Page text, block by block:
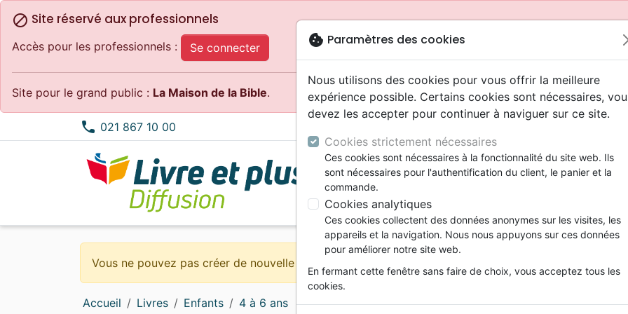
block Site réservé aux professionnels
Accès pour les professionnels : Se connecter
Site pour le grand public : La Maison de la Bible.
phone 021 867 10 00
Nouveautés
Bibles standard
Nuova Traduzione Vivente
Bibles d'étude
Bibles grand format
Nouveaux Testaments
Portions
Evangiles
eBook
Applications
Etude biblique
Segond
Darby
Méditations
Témoignages, biographies
Erudition
Doctrine
Edification
Eglise
Evangelisation
Enfants
Bandes dessinées
Souffrance, Relation d'aide
Ethique, société, politique
0 - 4 ans
4 - 6 ans
6 - 9 ans
9 - 12 ans
Adolescents, jeunes
Alternatif, Punk, Ska
MP3
Blues, Jazz, RnB
Classique
Compilations
Country, Latino, Folk
Electro
Jeunesse
Gospel, Soul
Rap, Hip-hop
Louange, Adoration
Pop, Rock
Concerts, spectacles
Epoque Biblique
Dessins animés
Enseignement, conférences
Films, fiction
Calendriers, agendas
Objets cadeaux
Habits
Evangelisation
Logiciels
Jeux
Papeterie
Vous ne pouvez pas créer de nouvelle commande depuis votre pays (United States).
Accueil Livres Enfants
4 à 6 ans
cookie Paramètres des cookies
Nous utilisons des cookies pour vous offrir la meilleure
expérience possible. Certains cookies sont nécessaires,
devez les accepter pour continuer à naviguer sur ce site.
Cookies strictement nécessaires
Ces cookies sont nécessaires à la fonctionnalité du site web. Ils
sont nécessaires pour l'authentification du client, le panier et la
commande.
Cookies analytiques
Ces cookies collectent des données anonymes sur les visites, les
appareils et la navigation. Nous nous appuyons sur ces données
pour améliorer notre site web.
En fermant cette fenêtre sans faire de choix, vous acceptez tous les
cookies.